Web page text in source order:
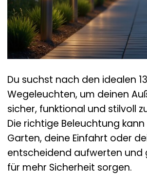
Du suchst nach den idealen 13
Wegeleuchten, um deinen
sicher, funktional und stilvoll
Die richtige Beleuchtung
Garten, deine Einfahrt oder
entscheidend aufwerten und
für mehr Sicherheit sorgen.